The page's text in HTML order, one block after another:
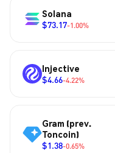
Solana
$73.17-1.00%
Injective
$4.66-4.22%
Gram (prev.
Toncoin)
$1.38-0.65%